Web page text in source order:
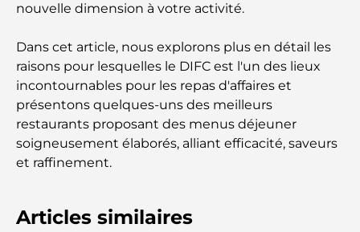
nouvelle dimension à votre activité.
Dans cet article, nous explorons plus en détail les
raisons pour lesquelles le DIFC est l'un des lieux
incontournables pour les repas d'affaires et
présentons quelques-uns des meilleurs
restaurants proposant des menus déjeuner
soigneusement élaborés, alliant efficacité, saveurs
et raffinement.
Articles similaires